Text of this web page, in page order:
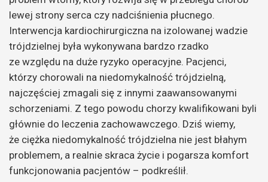
lewej strony serca czy nadciśnienia płucnego.
Interwencja kardiochirurgiczna na izolowanej wadzie
trójdzielnej była wykonywana bardzo rzadko
ze względu na duże ryzyko operacyjne. Pacjenci,
którzy chorowali na niedomykalność trójdzielną,
najczęściej zmagali się z innymi zaawansowanymi
schorzeniami. Z tego powodu chorzy kwalifikowani byli
głównie do leczenia zachowawczego. Dziś wiemy,
że ciężka niedomykalność trójdzielna nie jest błahym
problemem, a realnie skraca życie i pogarsza komfort
funkcjonowania pacjentów – podkreślił.